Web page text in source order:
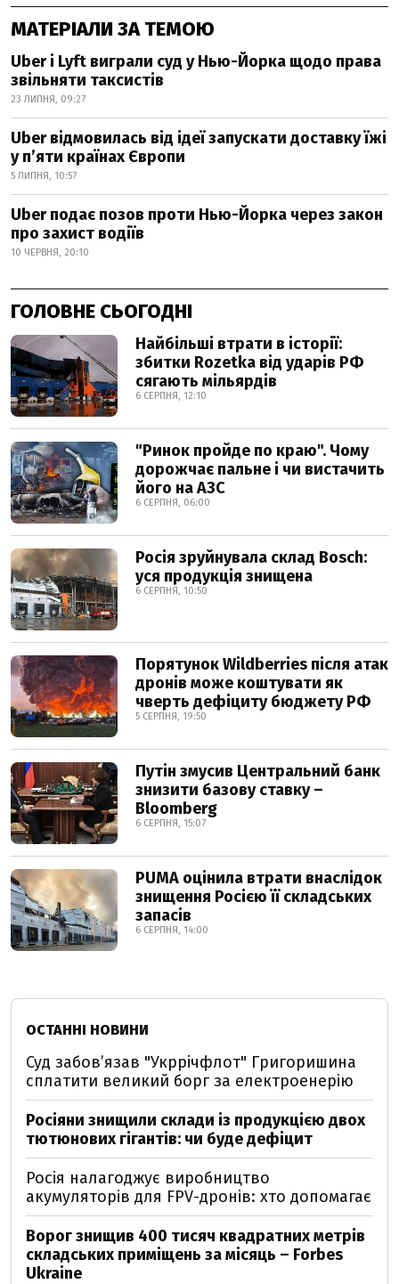
МАТЕРІАЛИ ЗА ТЕМОЮ
Uber і Lyft виграли суд у Нью-Йорка щодо права
звільняти таксистів
23 ЛИПНЯ, 09:27
Uber відмовилась від ідеї запускати доставку їжі
у пʼяти країнах Європи
5 ЛИПНЯ, 10:57
Uber подає позов проти Нью-Йорка через закон
про захист водіїв
10 ЧЕРВНЯ, 20:10
ГОЛОВНЕ СЬОГОДНІ
Найбільші втрати в історії:
збитки Rozetka від ударів РФ
сягають мільярдів
6 СЕРПНЯ, 12:10
"Ринок пройде по краю". Чому
дорожчає пальне і чи вистачить
його на АЗС
6 СЕРПНЯ, 06:00
Росія зруйнувала склад Bosch:
уся продукція знищена
6 СЕРПНЯ, 10:50
Порятунок Wildberries після атак
дронів може коштувати як
чверть дефіциту бюджету РФ
5 СЕРПНЯ, 19:50
Путін змусив Центральний банк
знизити базову ставку –
Bloomberg
6 СЕРПНЯ, 15:07
PUMA оцінила втрати внаслідок
знищення Росією її складських
запасів
6 СЕРПНЯ, 14:00
ОСТАННІ НОВИНИ
Суд забов’язав "Укррічфлот" Григоришина
сплатити великий борг за електроенерію
Росіяни знищили склади із продукцією двох
тютюнових гігантів: чи буде дефіцит
Росія налагоджує виробництво
акумуляторів для FPV-дронів: хто допомагає
Ворог знищив 400 тисяч квадратних метрів
складських приміщень за місяць – Forbes
Ukraine